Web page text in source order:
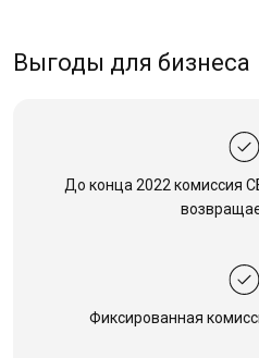
Выгоды для бизнеса
До конца 2022 комиссия
Фиксированная